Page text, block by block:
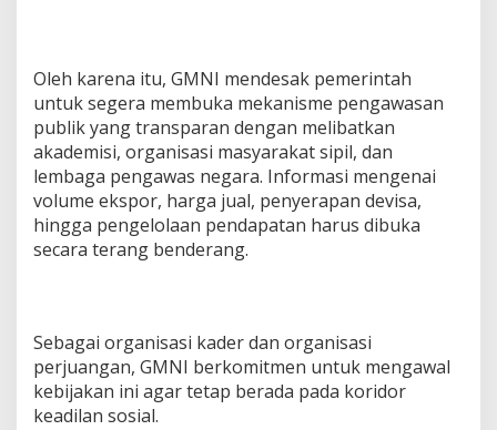
Oleh karena itu, GMNI mendesak pemerintah
untuk segera membuka mekanisme pengawasan
publik yang transparan dengan melibatkan
akademisi, organisasi masyarakat sipil, dan
lembaga pengawas negara. Informasi mengenai
volume ekspor, harga jual, penyerapan devisa,
hingga pengelolaan pendapatan harus dibuka
secara terang benderang.
Sebagai organisasi kader dan organisasi
perjuangan, GMNI berkomitmen untuk mengawal
kebijakan ini agar tetap berada pada koridor
keadilan sosial.